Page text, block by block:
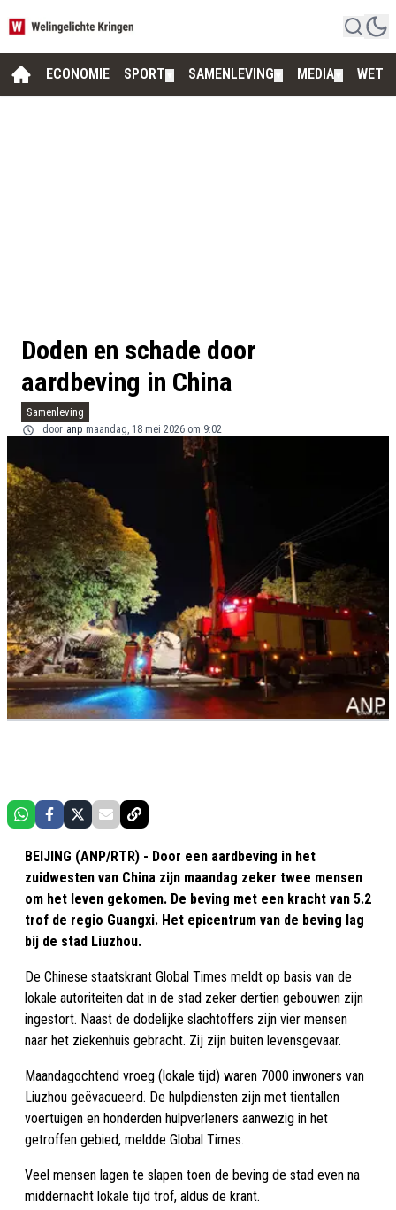
ECONOMIE SPORT SAMENLEVING MEDIA
Doden en schade door
aardbeving in China
Samenleving
door anp maandag, 18 mei 2026 om 9:02
BEIJING (ANP/RTR) - Door een aardbeving in het
zuidwesten van China zijn maandag zeker twee mensen
om het leven gekomen. De beving met een kracht van 5.2
trof de regio Guangxi. Het epicentrum van de beving lag
bij de stad Liuzhou.
De Chinese staatskrant Global Times meldt op basis van de
lokale autoriteiten dat in de stad zeker dertien gebouwen zijn
ingestort. Naast de dodelijke slachtoffers zijn vier mensen
naar het ziekenhuis gebracht. Zij zijn buiten levensgevaar.
Maandagochtend vroeg (lokale tijd) waren 7000 inwoners van
Liuzhou geëvacueerd. De hulpdiensten zijn met tientallen
voertuigen en honderden hulpverleners aanwezig in het
getroffen gebied, meldde Global Times.
Veel mensen lagen te slapen toen de beving de stad even na
middernacht lokale tijd trof, aldus de krant.